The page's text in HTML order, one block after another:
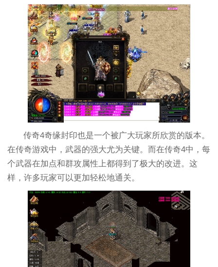
传奇4奇缘封印也是一个被广大玩家所欣赏的版本。
在传奇游戏中，武器的强大尤为关键。而在传奇4中，每
个武器在加点和群攻属性上都得到了极大的改进。这
样，许多玩家可以更加轻松地通关。